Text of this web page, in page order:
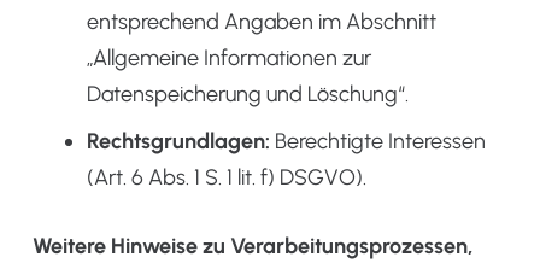
entsprechend Angaben im Abschnitt
„Allgemeine Informationen zur
Datenspeicherung und Löschung“.
Rechtsgrundlagen: Berechtigte Interessen
(Art. 6 Abs. 1 S. 1 lit. f) DSGVO).
Weitere Hinweise zu Verarbeitungsprozessen,